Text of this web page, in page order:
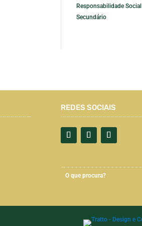
Responsabilidade Social
Secundário
REDES SOCIAIS